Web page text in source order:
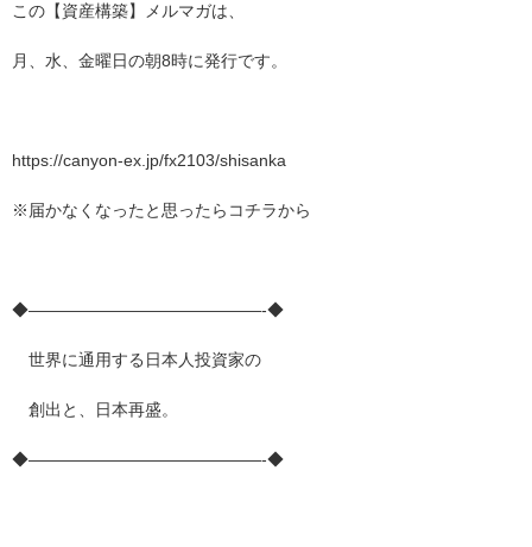
この【資産構築】メルマガは、
月、水、金曜日の朝8時に発行です。
https://canyon-ex.jp/fx2103/shisanka
※届かなくなったと思ったらコチラから
◆——————————————-◆
世界に通用する日本人投資家の
創出と、日本再盛。
◆——————————————-◆